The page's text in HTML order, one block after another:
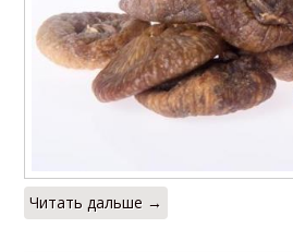
Читать дальше →